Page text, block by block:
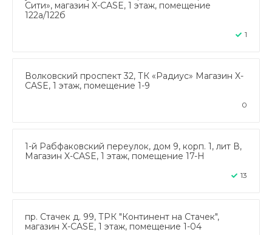
Сити», магазин X-CASE, 1 этаж, помещение
122а/122б
1
Волковский проспект 32, ТК «Радиус» Магазин X-
CASE, 1 этаж, помещение 1-9
0
1-й Рабфаковский переулок, дом 9, корп. 1, лит В,
Магазин X-CASE, 1 этаж, помещение 17-Н
13
пр. Стачек д. 99, ТРК "Континент на Стачек",
магазин X-CASE, 1 этаж, помещение 1-04